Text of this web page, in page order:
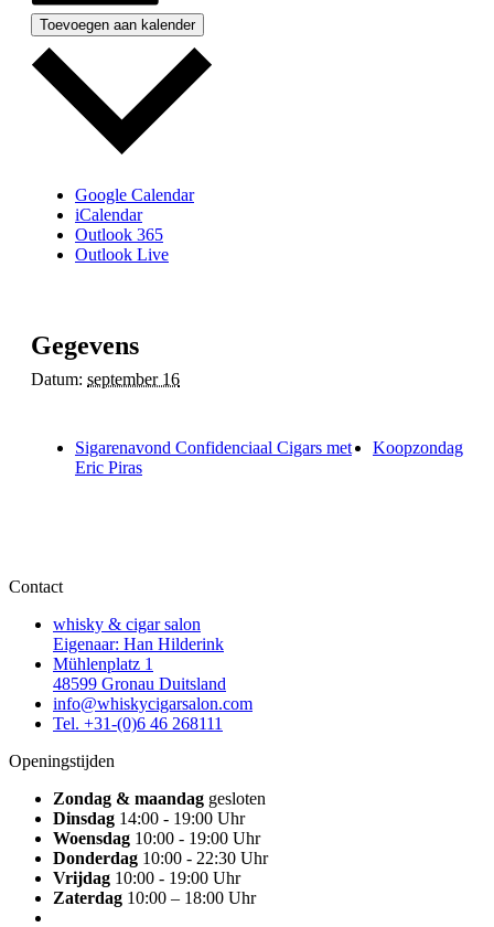
Toevoegen aan kalender
Google Calendar
iCalendar
Outlook 365
Outlook Live
Gegevens
Datum: september 16
Sigarenavond Confidenciaal Cigars met
Eric Piras
Koopzondag
Contact
whisky & cigar salon
Eigenaar: Han Hilderink
Mühlenplatz 1
48599 Gronau Duitsland
info@whiskycigarsalon.com
Tel. +31-(0)6 46 268111
Openingstijden
Zondag & maandag gesloten
Dinsdag 14:00 - 19:00 Uhr
Woensdag 10:00 - 19:00 Uhr
Donderdag 10:00 - 22:30 Uhr
Vrijdag 10:00 - 19:00 Uhr
Zaterdag 10:00 – 18:00 Uhr